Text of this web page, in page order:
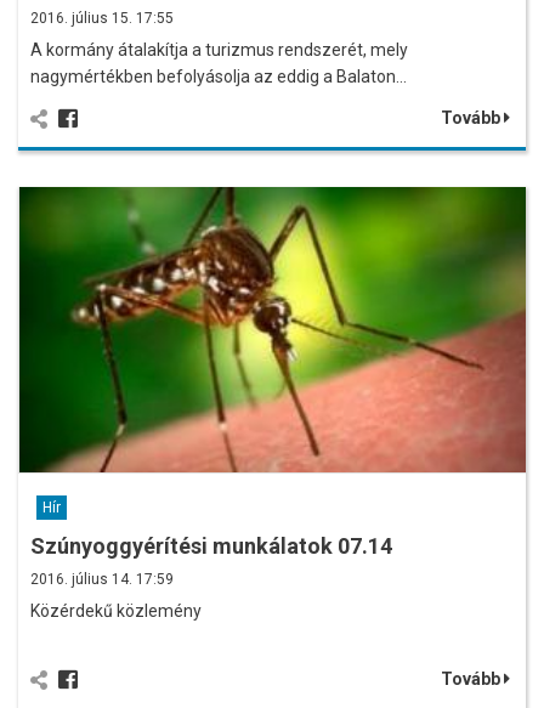
2016. július 15. 17:55
A kormány átalakítja a turizmus rendszerét, mely
nagymértékben befolyásolja az eddig a Balaton…
Tovább
Hír
Szúnyoggyérítési munkálatok 07.14
2016. július 14. 17:59
Közérdekű közlemény
Tovább